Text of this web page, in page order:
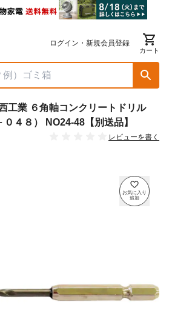
ログイン・新規会員登録
カート
工業 ６角軸コンクリートドリル
４８） NO24-48【別送品】
レビューを書く